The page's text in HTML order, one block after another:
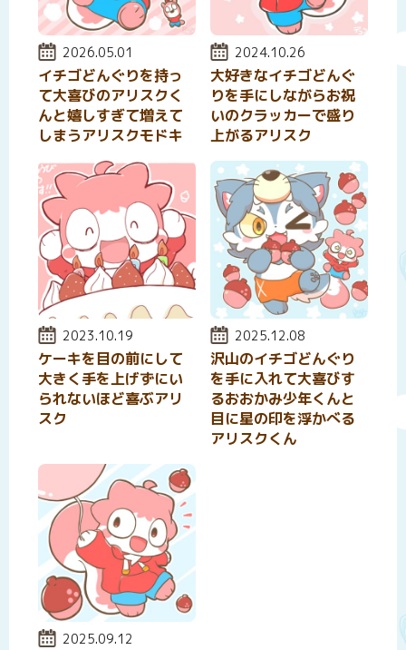
投稿日:
2026.05.01
イチゴどんぐりを持っ
て大喜びのアリスクく
んと嬉しすぎて増えて
しまうアリスクモドキ
投稿日:
2024.10.26
大好きなイチゴどんぐ
りを手にしながらお祝
いのクラッカーで盛り
上がるアリスク
投稿日:
2023.10.19
ケーキを目の前にして
大きく手を上げずにい
られないほど喜ぶアリ
スク
投稿日:
2025.12.08
沢山のイチゴどんぐり
を手に入れて大喜びす
るおおかみ少年くんと
目に星の印を浮かべる
アリスクくん
投稿日:
2025.09.12